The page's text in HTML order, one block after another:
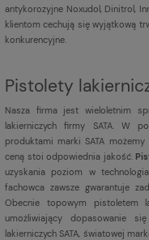
antykorozyjne Noxudol, Dinitrol,
klientom cechują się wyjątkową
konkurencyjne.
Pistolety
Nasza firma jest wieloletnim
lakierniczych firmy SATA. W
produktami marki SATA
ceną stoi odpowiednia jakość.
uzyskania poziom w
fachowca zawsze gwarantuje
Obecnie topowym pistoletem
umożliwiający dopasowanie
lakierniczych SATA, światowej